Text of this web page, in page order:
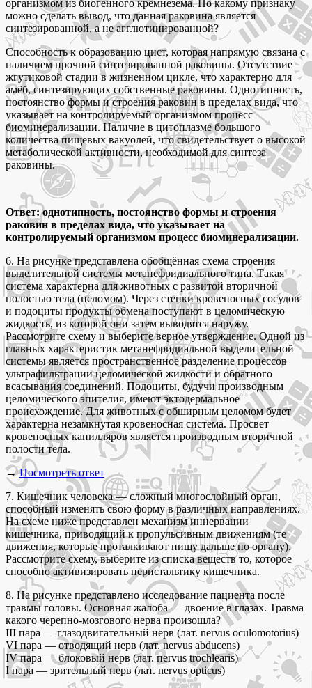
организмом из биогенного кремнезема. По какому признаку
можно сделать вывод, что данная раковина является
синтезированной, а не агглютинированной?
Способность к образованию цист, которая напрямую связана с
наличием прочной синтезированной раковины. Отсутствие
жгутиковой стадии в жизненном цикле, что характерно для
амёб, синтезирующих собственные раковины. Однотипность,
постоянство формы и строения раковин в пределах вида, что
указывает на контролируемый организмом процесс
биоминерализации. Наличие в цитоплазме большого
количества пищевых вакуолей, что свидетельствует о высокой
метаболической активности, необходимой для синтеза
раковины.
Ответ: однотипность, постоянство формы и строения
раковин в пределах вида, что указывает на
контролируемый организмом процесс биоминерализации.
6. На рисунке представлена обобщённая схема строения
выделительной системы метанефридиального типа. Такая
система характерна для животных с развитой вторичной
полостью тела (целомом). Через стенки кровеносных сосудов
и подоциты продукты обмена поступают в целомическую
жидкость, из которой они затем выводятся наружу.
Рассмотрите схему и выберите верное утверждение. Одной из
главных характеристик метанефридиальной выделительной
системы является пространственное разделение процессов
ультрафильтрации целомической жидкости и обратного
всасывания соединений. Подоциты, будучи производным
целомического эпителия, имеют эктодермальное
происхождение. Для животных с обширным целомом будет
характерна незамкнутая кровеносная система. Просвет
кровеносных капилляров является производным вторичной
полости тела.
→Посмотреть ответ
7. Кишечник человека — сложный многослойный орган,
способный изменять свою форму в различных направлениях.
На схеме ниже представлен механизм иннервации
кишечника, приводящий к пропульсивным движениям (те
движения, которые проталкивают пищу дальше по органу).
Рассмотрите схему, выберите из списка веществ то, которое
способно активизировать перистальтику кишечника.
8. На рисунке представлено исследование пациента после
травмы головы. Основная жалоба — двоение в глазах. Травма
какого черепно-мозгового нерва произошла?
III пара — глазодвигательный нерв (лат. nervus oculomotorius)
VI пара — отводящий нерв (лат. nervus abducens)
IV пара — блоковый нерв (лат. пervus trochlearis)
І пара — зрительный нерв (лат. nervus opticus)